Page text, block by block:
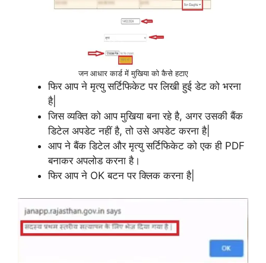
जन आधार कार्ड में मुखिया को कैसे हटाए
फिर आप ने मृत्यु सर्टिफिकेट पर लिखी हुई डेट को भरना
है|
जिस व्यक्ति को आप मुखिया बना रहे है, अगर उसकी बैंक
डिटेल अपडेट नहीं है, तो उसे अपडेट करना है|
आप ने बैंक डिटेल और मृत्यु सर्टिफिकेट को एक ही PDF
बनाकर अपलोड करना है।
फिर आप ने OK बटन पर क्लिक करना है|